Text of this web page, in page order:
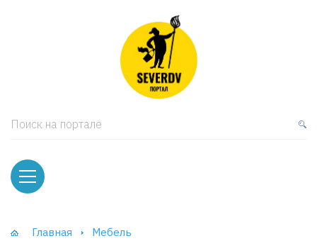
Поиск на портале
Главная Мебель
и тумбы